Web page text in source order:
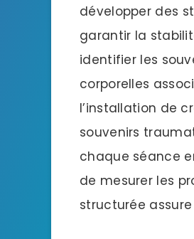
développer des
garantir la
identifier les
corporelles
l’installation de
souvenirs
chaque séance
de mesurer les
structurée